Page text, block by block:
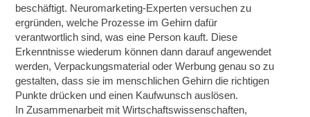
beschäftigt. Neuromarketing-Experten versuchen zu
ergründen, welche Prozesse im Gehirn dafür
verantwortlich sind, was eine Person kauft. Diese
Erkenntnisse wiederum können dann darauf angewendet
werden, Verpackungsmaterial oder Werbung genau so zu
gestalten, dass sie im menschlichen Gehirn die richtigen
Punkte drücken und einen Kaufwunsch auslösen.
In Zusammenarbeit mit Wirtschaftswissenschaften,